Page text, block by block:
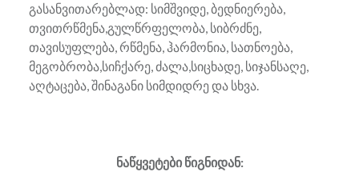
გასანვითარებლად: სიმშვიდე, ბედნიერება,
თვითრწმენა,გულწრფელობა, სიბრძნე,
თავისუფლება, რწმენა, ჰარმონია, სათნოება,
მეგობრობა,სიჩქარე, ძალა,სიცხადე, სიჯანსაღე,
აღტაცება, შინაგანი სიმდიდრე და სხვა.
ნაწყვეტები წიგნიდან: